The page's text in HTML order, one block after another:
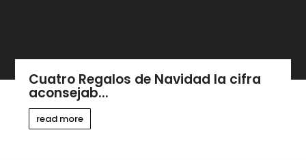
Cuatro Regalos de Navidad la cifra
aconsejab...
read more